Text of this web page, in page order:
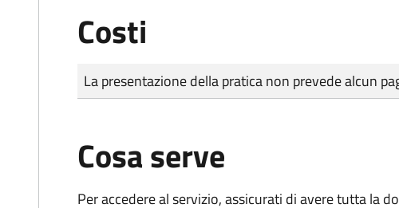
Costi
Tipo di pagamento
Importo
La presentazione della pratica non prevede alcun
Cosa serve
Per accedere al servizio, assicurati di avere tutta la